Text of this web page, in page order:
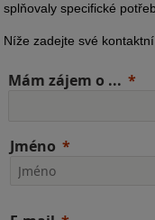
splňovaly specifické
Níže zadejte své
Mám zájem o ...
Jméno